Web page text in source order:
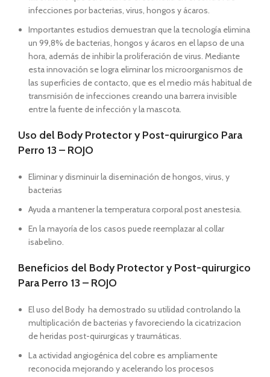
infecciones por bacterias, virus, hongos y ácaros.
Importantes estudios demuestran que la tecnología elimina
un 99,8% de bacterias, hongos y ácaros en el lapso de una
hora, además de inhibir la proliferación de virus. Mediante
esta innovación se logra eliminar los microorganismos de
las superficies de contacto, que es el medio más habitual de
transmisión de infecciones creando una barrera invisible
entre la fuente de infección y la mascota.
Uso del Body Protector y Post-quirurgico Para
Perro 13 – ROJO
Eliminar y disminuir la diseminación de hongos, virus, y
bacterias
Ayuda a mantener la temperatura corporal post anestesia.
En la mayoría de los casos puede reemplazar al collar
isabelino.
Beneficios del Body Protector y Post-quirurgico
Para Perro 13 – ROJO
El uso del Body ha demostrado su utilidad controlando la
multiplicación de bacterias y favoreciendo la cicatrizacion
de heridas post-quirurgicas y traumáticas.
La actividad angiogénica del cobre es ampliamente
reconocida mejorando y acelerando los procesos